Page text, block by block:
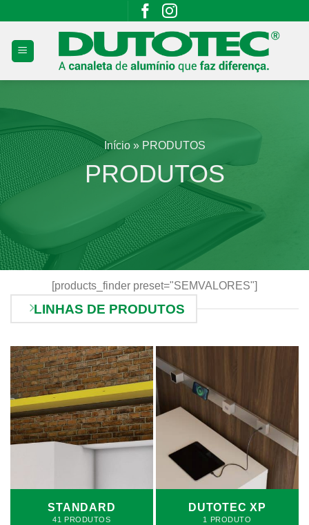
to
content
Início » PRODUTOS
PRODUTOS
[products_finder preset="SEMVALORES"]
LINHAS DE PRODUTOS
STANDARD
41 PRODUTOS
DUTOTEC XP
1 PRODUTO